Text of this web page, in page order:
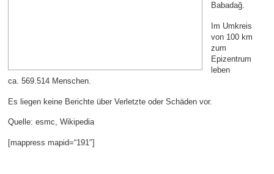
Babadağ.
Im Umkreis
von 100 km
zum
Epizentrum
leben
ca. 569.514 Menschen.
Es liegen keine Berichte über Verletzte oder Schäden vor.
Quelle: esmc, Wikipedia
[mappress mapid=“191″]